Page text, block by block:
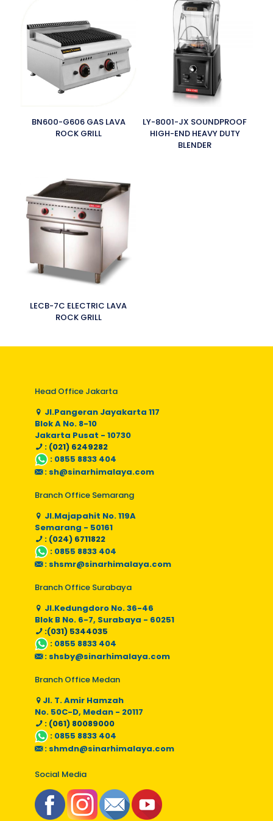
BN600-G606 GAS LAVA
ROCK GRILL
LY-8001-JX SOUNDPROOF
HIGH-END HEAVY DUTY
BLENDER
LECB-7C ELECTRIC LAVA
ROCK GRILL
Head Office Jakarta
Jl.Pangeran Jayakarta 117
Blok A No. 8-10
Jakarta Pusat - 10730
: (021) 6249282
: 0855 8833 404
: sh@sinarhimalaya.com
Branch Office Semarang
Jl.Majapahit No. 119A
Semarang - 50161
: (024) 6711822
: 0855 8833 404
: shsmr@sinarhimalaya.com
Branch Office Surabaya
Jl.Kedungdoro No. 36-46
Blok B No. 6-7, Surabaya - 60251
:(031) 5344035
: 0855 8833 404
: shsby@sinarhimalaya.com
Branch Office Medan
Jl. T. Amir Hamzah
No. 50C-D, Medan - 20117
: (061) 80089000
: 0855 8833 404
: shmdn@sinarhimalaya.com
Social Media